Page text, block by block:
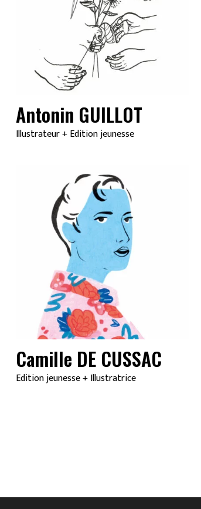
Antonin GUILLOT
Illustrateur+Edition jeunesse
Camille DE CUSSAC
Edition jeunesse+Illustratrice